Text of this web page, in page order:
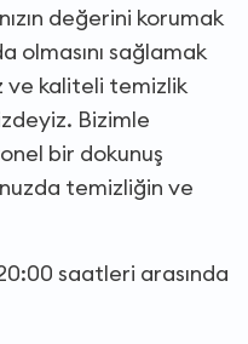
değerini korumak
olmasını sağlamak
ve kaliteli temizlik
Bizimle
bir dokunuş
temizliğin ve
saatleri arasında